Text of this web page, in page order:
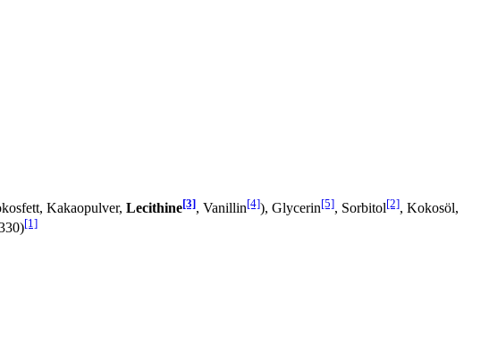
Kakaopulver, Lecithine[3], Vanillin[4]), Glycerin[5], Sorbitol[2], Kokosöl,
[1]